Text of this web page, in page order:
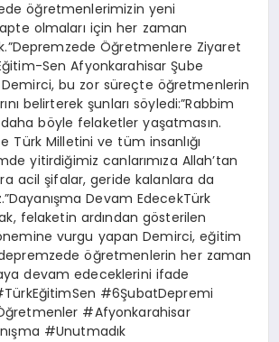
öğretmenlerimizin yeni
olmaları için her zaman
Öğretmenlere Ziyaret
Sen Afyonkarahisar Şube
Demirci, bu zor süreçte öğretmenlerin
belirterek şunları söyledi:”Rabbim
böyle felaketler yaşatmasın.
Türk Milletini ve tüm insanlığı
yitirdiğimiz canlarımıza Allah’tan
acil şifalar, geride kalanlara da
Devam EdecekTürk
felaketin ardından gösterilen
vurgu yapan Demirci, eğitim
öğretmenlerin her zaman
devam edeceklerini ifade
#6ŞubatDepremi
#Afyonkarahisar
#Unutmadık